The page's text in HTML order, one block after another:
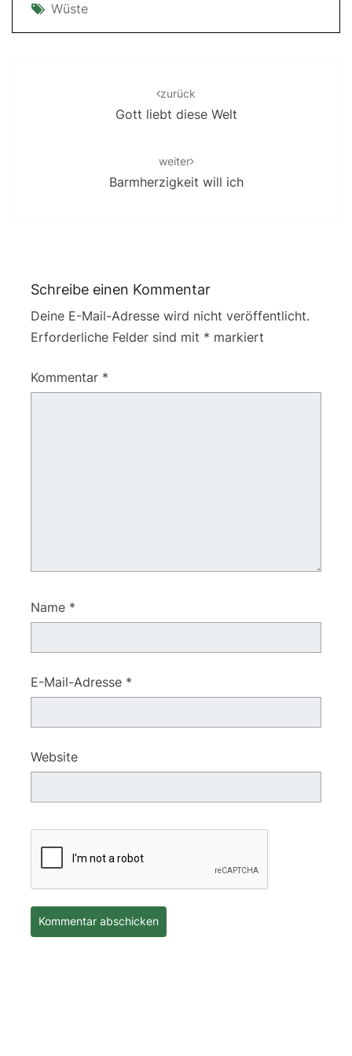
Wüste
zurück
Gott liebt diese Welt
weiter
Barmherzigkeit will ich
Schreibe einen Kommentar
Deine E-Mail-Adresse wird nicht veröffentlicht.
Erforderliche Felder sind mit * markiert
Kommentar *
Name *
E-Mail-Adresse *
Website